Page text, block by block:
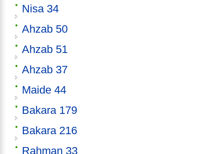
Nisa 34
Ahzab 50
Ahzab 51
Ahzab 37
Maide 44
Bakara 179
Bakara 216
Rahman 33